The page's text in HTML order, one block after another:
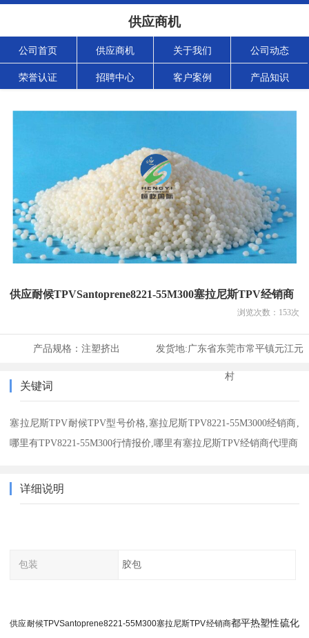
供应商机
公司首页 供应商机 关于我们 公司动态
荣誉认证 招聘中心 客户案例 产品知识
供应耐候TPVSantoprene8221-55M300塞拉尼斯TPV经销商
浏览次数： 153次
产品规格： 注塑挤出 发货地:广东省东莞市常平镇元江元
村
关键词
塞拉尼斯TPV耐候TPV型号价格,塞拉尼斯TPV8221-55M3000经销商,
哪里有TPV8221-55M300行情报价,哪里有塞拉尼斯TPV经销商代理商
详细说明
包装 胶包
供应耐候TPVSantoprene8221-55M300塞拉尼斯TPV经销商都平热塑性硫化